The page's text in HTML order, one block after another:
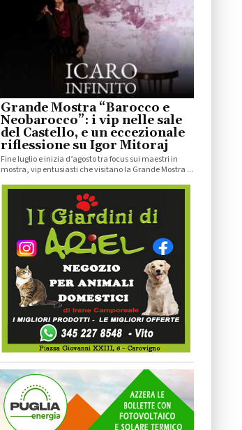
Grande Mostra “Barocco e
Neobarocco”: i vip nelle sale
del Castello, e un eccezionale
riflessione su Igor Mitoraj
Fine luglio e inizia d’agosto tra focus sui maestri in
mostra, vip entusiasti che visitano la Grande Mostra ...